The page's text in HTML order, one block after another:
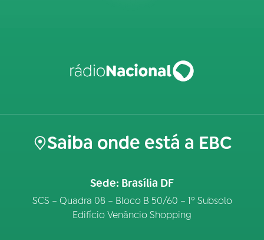
Saiba onde está a EBC
Sede: Brasília DF
SCS – Quadra 08 – Bloco B 50/60 – 1º Subsolo
Edifício Venâncio Shopping